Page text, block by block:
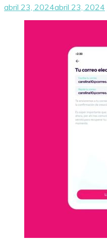
abril 23, 2024abril 23, 2024